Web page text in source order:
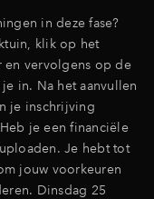
in deze fase?
klik op het
en vervolgens op de
in. Na het aanvullen
je inschrijving
je een financiële
Je hebt tot
jouw voorkeuren
Dinsdag 25